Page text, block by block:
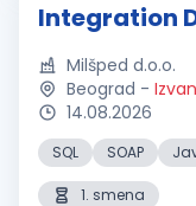
Integration
Milšped d.o.o.
Beograd -
14.08.2026
SQL SOAP
1. smena